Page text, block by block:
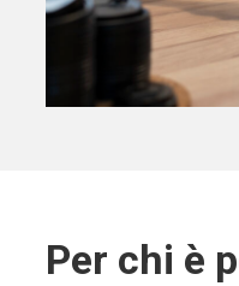
Per chi è